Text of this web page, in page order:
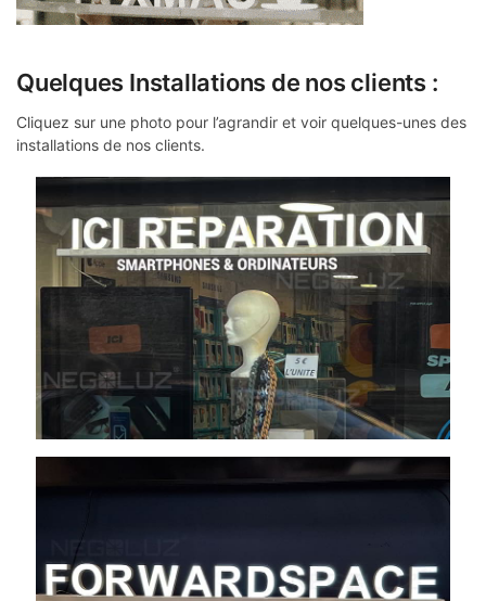
Quelques Installations de nos clients :
Cliquez sur une photo pour l’agrandir et voir quelques-unes des
installations de nos clients.